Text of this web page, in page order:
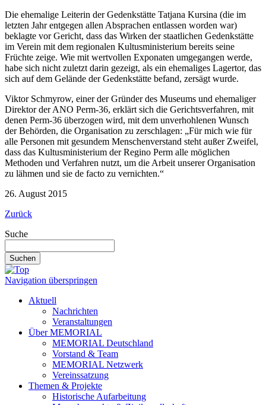
Die ehemalige Leiterin der Gedenkstätte Tatjana Kursina (die im
letzten Jahr entgegen allen Absprachen entlassen worden war)
beklagte vor Gericht, dass das Wirken der staatlichen Gedenkstätte
im Verein mit dem regionalen Kultusministerium bereits seine
Früchte zeige. Wie mit wertvollen Exponaten umgegangen werde,
habe sich nicht zuletzt darin gezeigt, als ein ehemaliges Lagertor, das
sich auf dem Gelände der Gedenkstätte befand, zersägt wurde.
Viktor Schmyrow, einer der Gründer des Museums und ehemaliger
Direktor der ANO Perm-36, erklärt sich die Gerichtsverfahren, mit
denen Perm-36 überzogen wird, mit dem unverhohlenen Wunsch
der Behörden, die Organisation zu zerschlagen: „Für mich wie für
alle Personen mit gesundem Menschenverstand steht außer Zweifel,
dass das Kultusministerium der Regino Perm alle möglichen
Methoden und Verfahren nutzt, um die Arbeit unserer Organisation
zu lähmen und sie de facto zu vernichten.“
26. August 2015
Zurück
Suche
Suchen
Navigation überspringen
Aktuell
Nachrichten
Veranstaltungen
Über MEMORIAL
MEMORIAL Deutschland
Vorstand & Team
MEMORIAL Netzwerk
Vereinssatzung
Themen & Projekte
Historische Aufarbeitung